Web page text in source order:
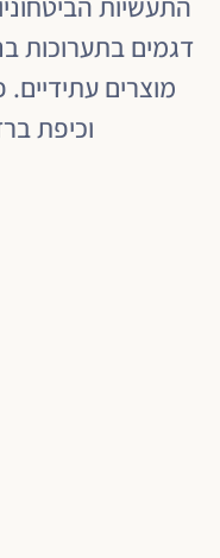
דגמים בתערוכות
מוצרים עתידיים.
וכיפת